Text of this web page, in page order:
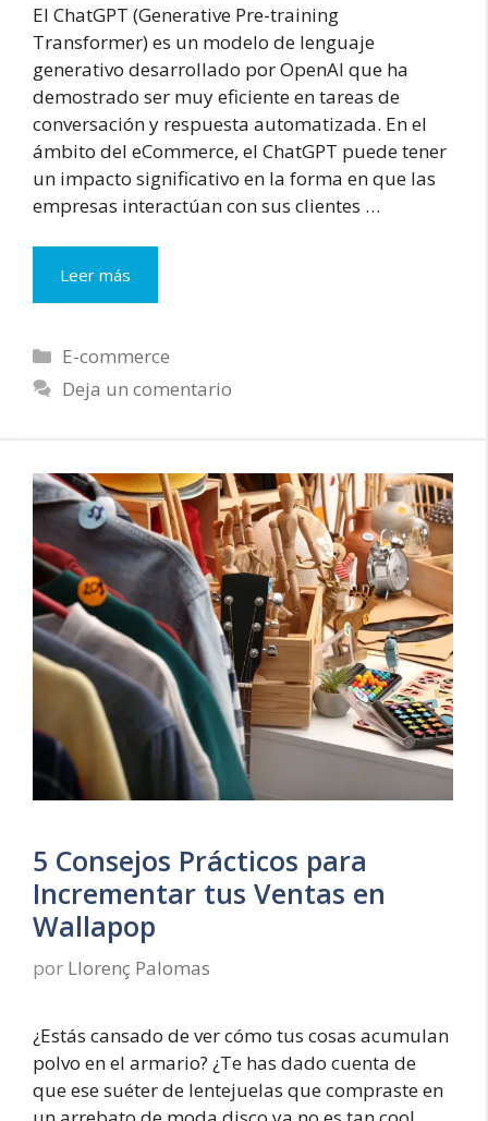
El ChatGPT (Generative Pre-training
Transformer) es un modelo de lenguaje
generativo desarrollado por OpenAI que ha
demostrado ser muy eficiente en tareas de
conversación y respuesta automatizada. En el
ámbito del eCommerce, el ChatGPT puede tener
un impacto significativo en la forma en que las
empresas interactúan con sus clientes …
Leer más
ChatGPT
la
experiencia
tu
eCommerce
Categorías
E-commerce
Deja un comentario
5 Consejos Prácticos para
Incrementar tus Ventas en
Wallapop
por Llorenç Palomas
¿Estás cansado de ver cómo tus cosas acumulan
polvo en el armario? ¿Te has dado cuenta de
que ese suéter de lentejuelas que compraste en